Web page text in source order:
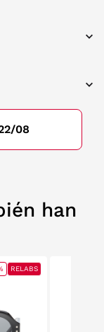
08
han
RELABS